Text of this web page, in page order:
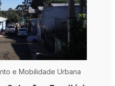
e Mobilidade Urbana